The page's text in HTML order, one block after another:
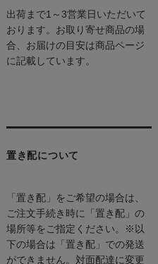
出荷まで1～3営業日いただいて
おります。お取り寄せ商品の場
合、お届けの目安は商品ページ
に記載しています。
置き配について
「置き配」をご希望の場合は、
ご注文手続き時に「置き配」の
場所等をご指定ください。※以
下の場合は「置き配」での発送
ができません。対面配達に変更